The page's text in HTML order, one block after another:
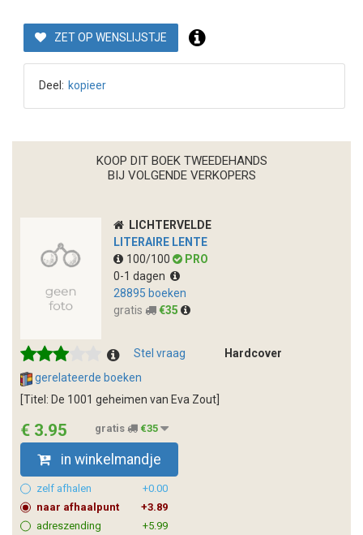
ZET OP WENSLIJSTJE
Deel: kopieer
KOOP DIT BOEK TWEEDEHANDS
BIJ VOLGENDE VERKOPERS
LICHTERVELDE
LITERAIRE LENTE
100/100
PRO
0-1 dagen
28895 boeken
gratis
€35
Stel vraag
Hardcover
gerelateerde boeken
[Titel: De 1001 geheimen van Eva Zout]
€ 3.95 gratis €35
in winkelmandje
zelf afhalen
+0.00
naar afhaalpunt
+3.89
adreszending
+5.99